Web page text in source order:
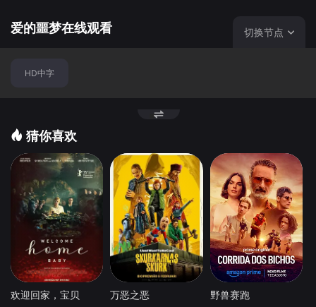
爱的噩梦在线观看 切换节点
HD中字
猜你喜欢
欢迎回家，宝贝 万恶之恶 野兽赛跑